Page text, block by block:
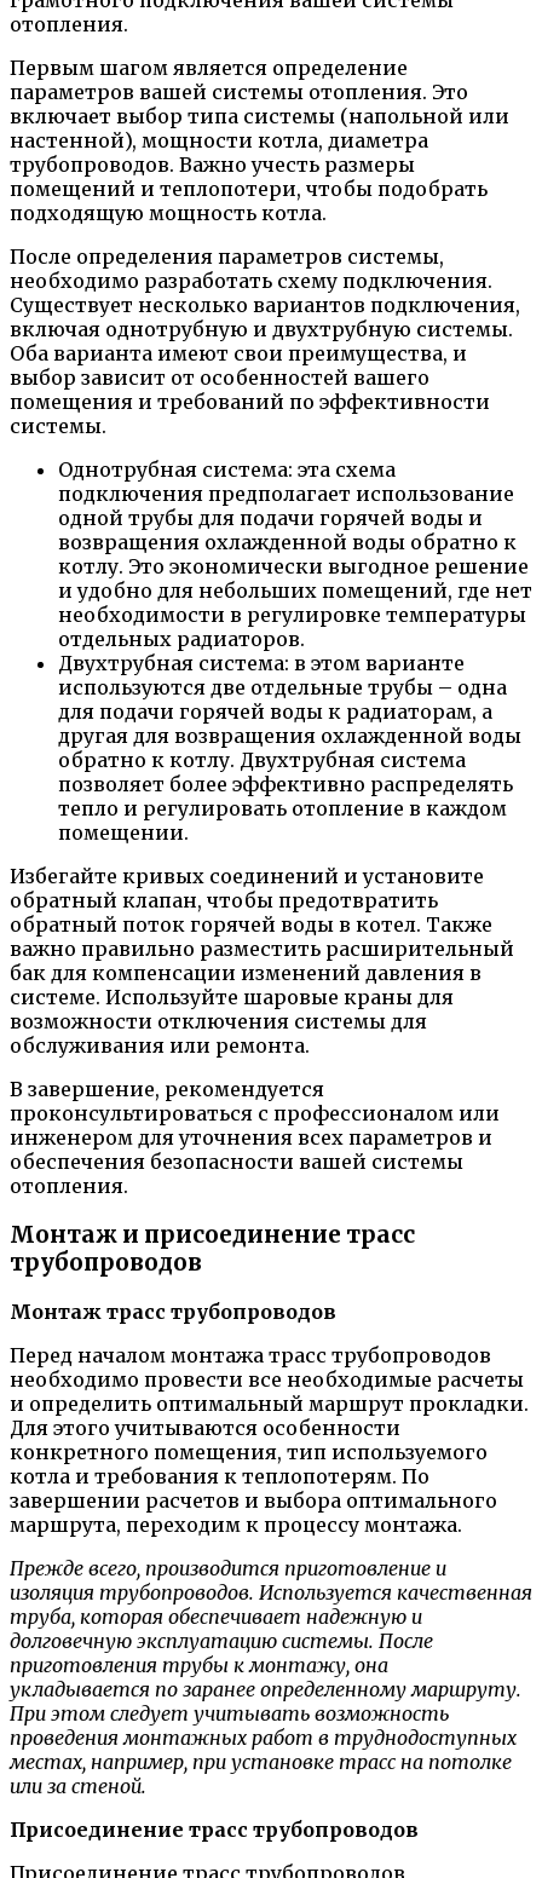
отопления.
Первым шагом является определение
параметров вашей системы отопления. Это
включает выбор типа системы (напольной или
настенной), мощности котла, диаметра
трубопроводов. Важно учесть размеры
помещений и теплопотери, чтобы подобрать
подходящую мощность котла.
После определения параметров системы,
необходимо разработать схему подключения.
Существует несколько вариантов подключения,
включая однотрубную и двухтрубную системы.
Оба варианта имеют свои преимущества, и
выбор зависит от особенностей вашего
помещения и требований по эффективности
системы.
Однотрубная система: эта схема
подключения предполагает использование
одной трубы для подачи горячей воды и
возвращения охлажденной воды обратно к
котлу. Это экономически выгодное решение
и удобно для небольших помещений, где нет
необходимости в регулировке температуры
отдельных радиаторов.
Двухтрубная система: в этом варианте
используются две отдельные трубы – одна
для подачи горячей воды к радиаторам, а
другая для возвращения охлажденной воды
обратно к котлу. Двухтрубная система
позволяет более эффективно распределять
тепло и регулировать отопление в каждом
помещении.
Избегайте кривых соединений и установите
обратный клапан, чтобы предотвратить
обратный поток горячей воды в котел. Также
важно правильно разместить расширительный
бак для компенсации изменений давления в
системе. Используйте шаровые краны для
возможности отключения системы для
обслуживания или ремонта.
В завершение, рекомендуется
проконсультироваться с профессионалом или
инженером для уточнения всех параметров и
обеспечения безопасности вашей системы
отопления.
Монтаж и присоединение трасс
трубопроводов
Монтаж трасс трубопроводов
Перед началом монтажа трасс трубопроводов
необходимо провести все необходимые расчеты
и определить оптимальный маршрут прокладки.
Для этого учитываются особенности
конкретного помещения, тип используемого
котла и требования к теплопотерям. По
завершении расчетов и выбора оптимального
маршрута, переходим к процессу монтажа.
Прежде всего, производится приготовление и
изоляция трубопроводов. Используется качественная
труба, которая обеспечивает надежную и
долговечную эксплуатацию системы. После
приготовления трубы к монтажу, она
укладывается по заранее определенному маршруту.
При этом следует учитывать возможность
проведения монтажных работ в труднодоступных
местах, например, при установке трасс на потолке
или за стеной.
Присоединение трасс трубопроводов
Присоединение трасс трубопроводов